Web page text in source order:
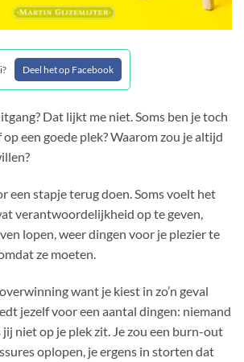
Deel het op Facebook
Dat lijkt me niet. Soms ben je toch
een goede plek? Waarom zou je altijd
een stapje terug doen. Soms voelt het
verantwoordelijkheid op te geven,
lopen, weer dingen voor je plezier te
ze moeten.
want je kiest in zo’n geval
jezelf voor een aantal dingen: niemand
jij niet op je plek zit. Je zou een burn-out
oplopen, je ergens in storten dat